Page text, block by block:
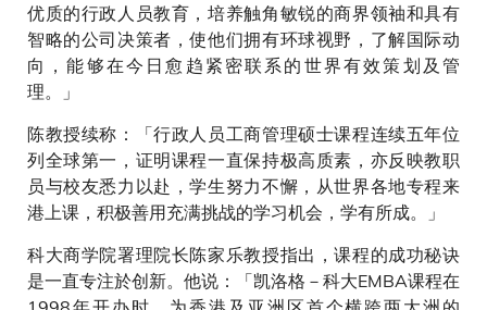
优质的行政人员教育，培养触角敏锐的商界领袖和具有
智略的公司决策者，使他们拥有环球视野，了解国际动
向，能够在今日愈趋紧密联系的世界有效策划及管
理。」
陈教授续称：「行政人员工商管理硕士课程连续五年位
列全球第一，证明课程一直保持极高质素，亦反映教职
员与校友悉力以赴，学生努力不懈，从世界各地专程来
港上课，积极善用充满挑战的学习机会，学有所成。」
科大商学院署理院长陈家乐教授指出，课程的成功秘诀
是一直专注於创新。他说：「凯洛格－科大EMBA课程在